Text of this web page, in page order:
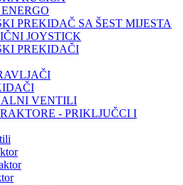
PREKIDAČ SA ŠEST MIJESTA
JOYSTICK
PREKIDAČI
VENTILI
- PRIKLJUČCI I